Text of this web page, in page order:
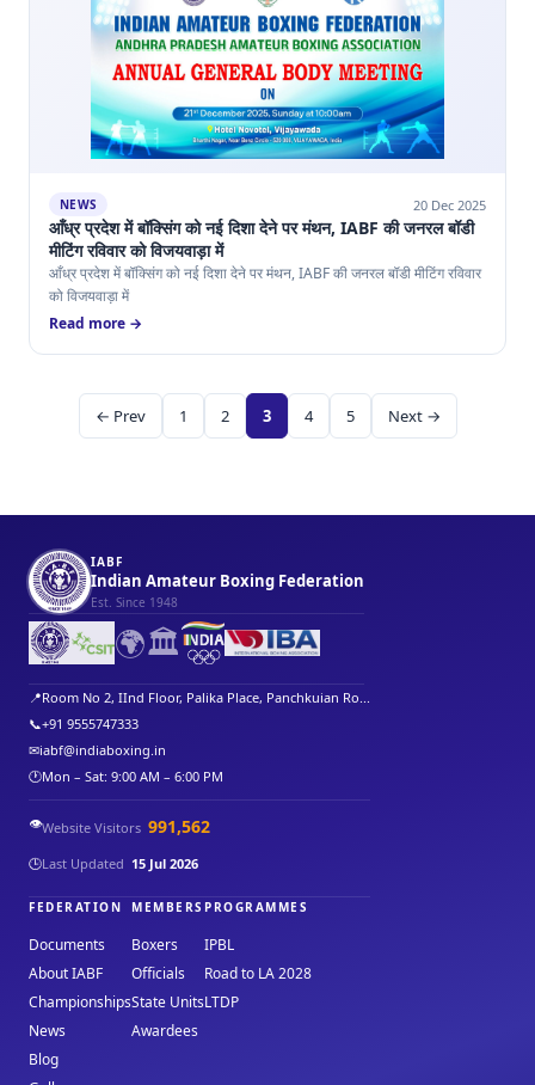
NEWS 20 Dec 2025
आँध्र प्रदेश में बॉक्सिंग को नई दिशा देने पर मंथन, IABF की जनरल बॉडी
मीटिंग रविवार को विजयवाड़ा में
आँध्र प्रदेश में बॉक्सिंग को नई दिशा देने पर मंथन, IABF की जनरल बॉडी मीटिंग रविवार
को विजयवाड़ा में
Read more →
← Prev 1 2 3 4 5 Next →
IABF
Indian Amateur Boxing Federation
Est. Since 1948
🌍🏛️
📍Room No 2, IInd Floor, Palika Place, Panchkuian Ro...
📞+91 9555747333
✉iabf@indiaboxing.in
🕐Mon – Sat: 9:00 AM – 6:00 PM
👁️Website Visitors 991,562
🕒Last Updated 15 Jul 2026
FEDERATION
Documents
About IABF
Championships
News
Blog
MEMBERS
Boxers
Officials
State Units
Awardees
PROGRAMMES
IPBL
Road to LA 2028
LTDP